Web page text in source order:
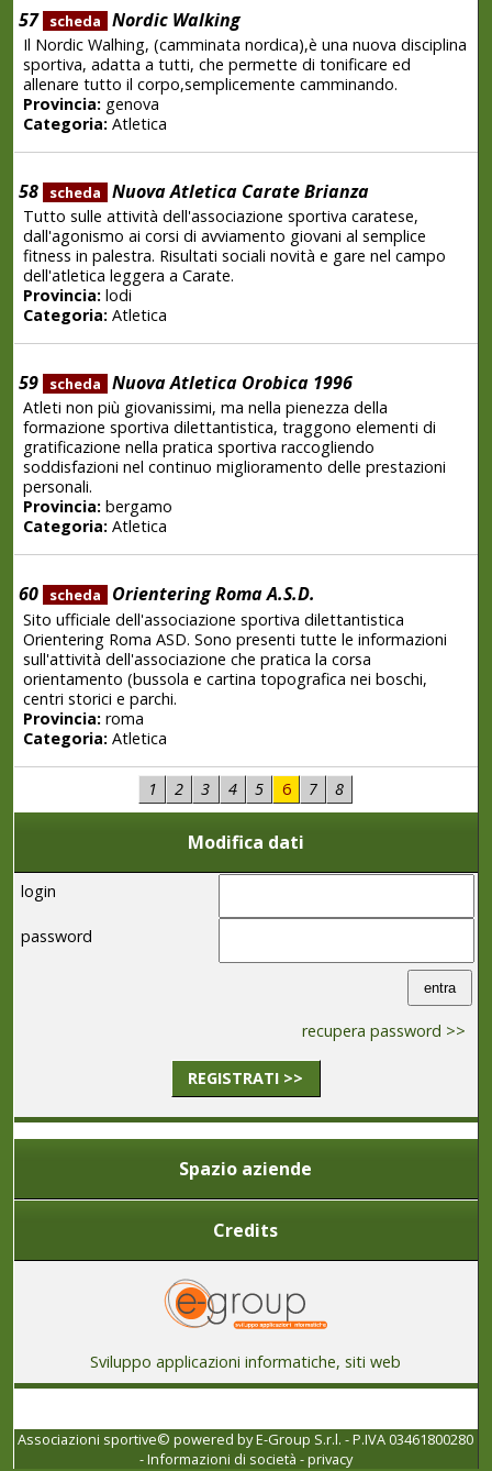
57 scheda Nordic Walking
Il Nordic Walhing, (camminata nordica),è una nuova disciplina
sportiva, adatta a tutti, che permette di tonificare ed
allenare tutto il corpo,semplicemente camminando.
Provincia:genova
Categoria:Atletica
58 scheda Nuova Atletica Carate Brianza
Tutto sulle attività dell'associazione sportiva caratese,
dall'agonismo ai corsi di avviamento giovani al semplice
fitness in palestra. Risultati sociali novità e gare nel campo
dell'atletica leggera a Carate.
Provincia:lodi
Categoria:Atletica
59 scheda Nuova Atletica Orobica 1996
Atleti non più giovanissimi, ma nella pienezza della
formazione sportiva dilettantistica, traggono elementi di
gratificazione nella pratica sportiva raccogliendo
soddisfazioni nel continuo miglioramento delle prestazioni
personali.
Provincia:bergamo
Categoria:Atletica
60 scheda Orientering Roma A.S.D.
Sito ufficiale dell'associazione sportiva dilettantistica
Orientering Roma ASD. Sono presenti tutte le informazioni
sull'attività dell'associazione che pratica la corsa
orientamento (bussola e cartina topografica nei boschi,
centri storici e parchi.
Provincia:roma
Categoria:Atletica
1 2 3 4 5 6 7 8
Modifica dati
login
password
recupera password >>
REGISTRATI >>
Spazio aziende
Credits
Sviluppo applicazioni informatiche, siti web
Associazioni sportive© powered byE-Group S.r.l. - P.IVA 03461800280
-Informazioni di società -privacy